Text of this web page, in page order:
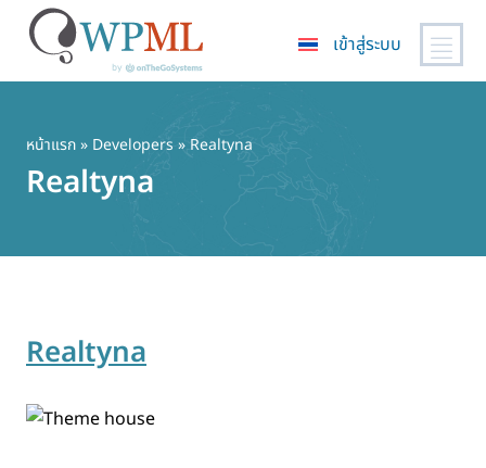
เนื้อหา
หลัก
เข้าสู่ระบบ
หน้าแรก» Developers » Realtyna
Realtyna
Realtyna